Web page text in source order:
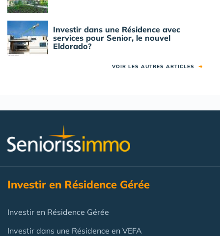
Investir dans une Résidence avec
services pour Senior, le nouvel
Eldorado?
VOIR LES AUTRES ARTICLES ➜
Investir en Résidence Gérée
Investir en Résidence Gérée
Investir dans une Résidence en VEFA